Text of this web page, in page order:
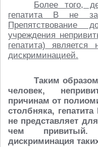
Более того,
гепатита В не
Препятствование
учреждения
гепатита) является
дискриминацией.
Таким
человек,
причинам от
столбняка,
не представляет
чем
дискриминация